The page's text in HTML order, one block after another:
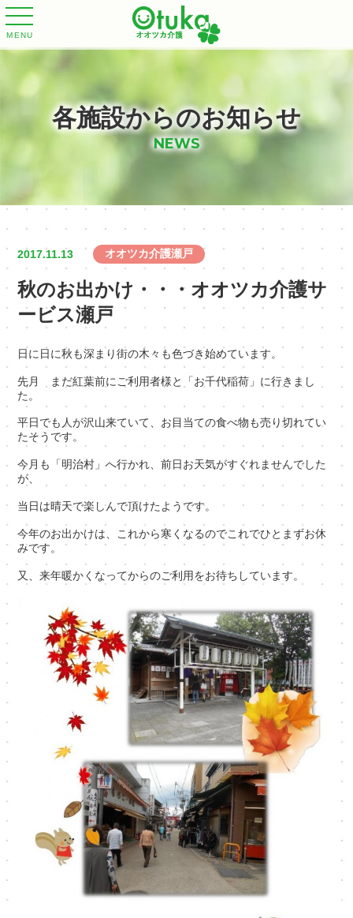
MENU
各施設からのお知らせ
NEWS
2017.11.13 オオツカ介護瀬戸
秋のお出かけ・・・オオツカ介護サ
ービス瀬戸
日に日に秋も深まり街の木々も色づき始めています。
先月 まだ紅葉前にご利用者様と「お千代稲荷」に行きまし
た。
平日でも人が沢山来ていて、お目当ての食べ物も売り切れてい
たそうです。
今月も「明治村」へ行かれ、前日お天気がすぐれませんでした
が、
当日は晴天で楽しんで頂けたようです。
今年のお出かけは、これから寒くなるのでこれでひとまずお休
みです。
又、来年暖かくなってからのご利用をお待ちしています。